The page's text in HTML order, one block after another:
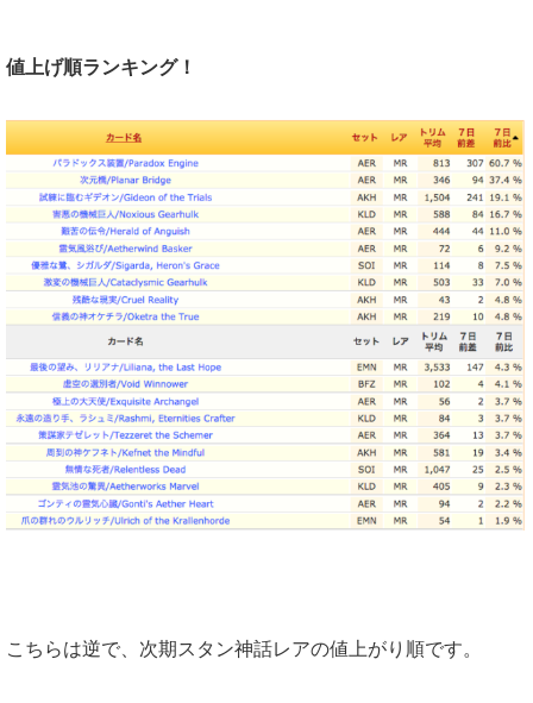
値上げ順ランキング！
こちらは逆で、次期スタン神話レアの値上がり順です。